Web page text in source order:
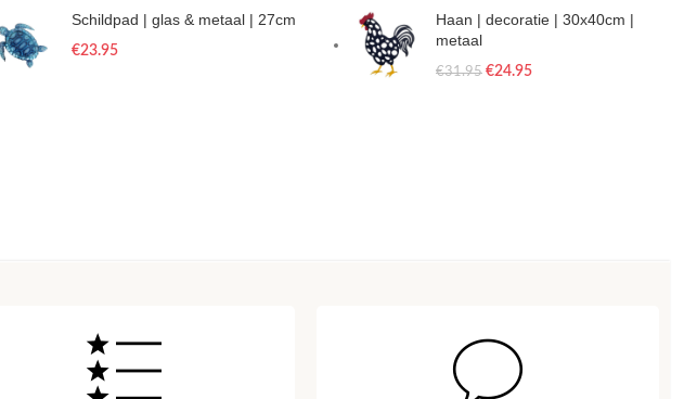
Schildpad | glas & metaal | 27cm
€23.95
Haan | decoratie | 30x40cm |
metaal
€31.95 €24.95